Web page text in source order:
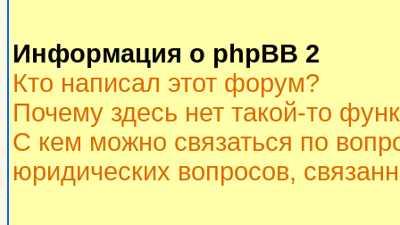
Информация о phpBB 2
Кто написал этот форум?
Почему здесь нет такой-то
С кем можно связаться по
юридических вопросов,